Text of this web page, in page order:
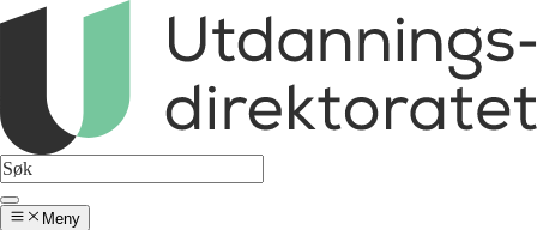
Meny